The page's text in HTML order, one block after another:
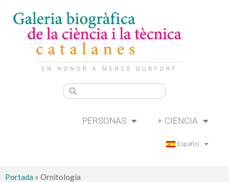
PERSONAS + CIENCIA
Español
Portada » Ornitología